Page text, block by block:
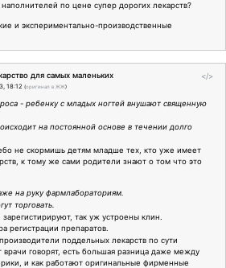
по цене супер дорогих лекарств?
и экспериментально-производственные
</>
для самых маленьких
18:12 (оригинал в ЖЖ)
- ребенку с младых ногтей внушают священную
на постоянной основе в течении долго
не скормишь детям младше тех, кто уже имеет
к тому же сами родители знают о том что это
на руку фармлабораториям.
торговать.
так уж устроены клин.
регистрации препаратов.
поддельных лекарств по сути
говорят, есть большая разница даже между
и как работают оригинальные фирменные